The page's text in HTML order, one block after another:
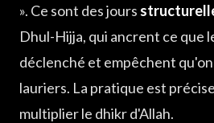
Le 13e jour : facultatif, et c'est tout
». Ce sont des jours
Dhul-Hijja, qui ancrent ce que
déclenché et empêchent
lauriers. La pratique est
multiplier le dhikr d'Allah.